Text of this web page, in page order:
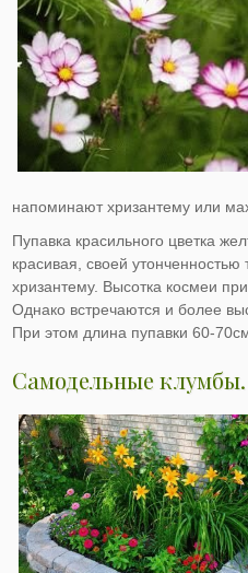
напоминают хризантему или
Пупавка красильного цветка
красивая, своей
хризантему. Высотка космеи
Однако встречаются и более
При этом длина пупавки 60-
Самодельные клумбы.